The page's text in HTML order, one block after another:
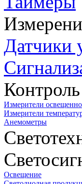
Датчики
Измерители
Измерители
Анемометры
Освещение